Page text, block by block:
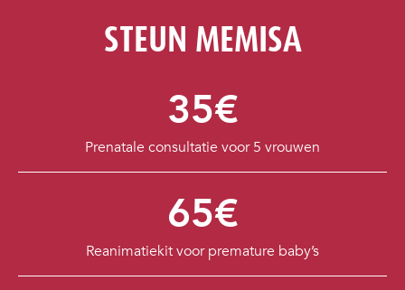
STEUN MEMISA
35€
Prenatale consultatie voor 5 vrouwen
65€
Reanimatiekit voor premature baby’s